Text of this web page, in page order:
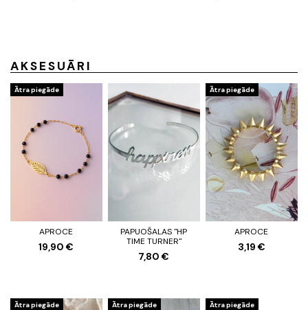
AKSESUĀRI
Ātra piegāde
APROCE
19,90 €
PAPUOŠALAS "HP
TIME TURNER"
7,80 €
Ātra piegāde
APROCE
3,19 €
Ātra piegāde Ātra piegāde Ātra piegāde